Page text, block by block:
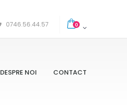
0746.56.44.57 0
DESPRE NOI CONTACT